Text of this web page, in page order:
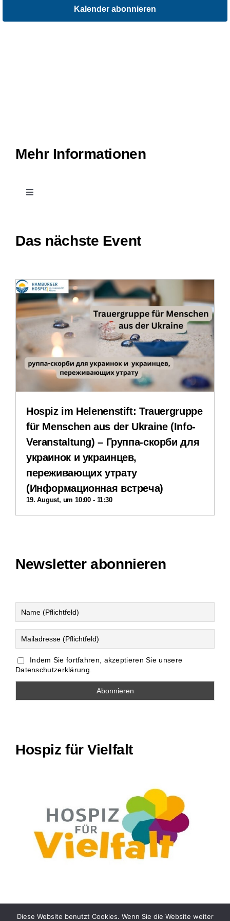
Kalender abonnieren
Mehr Informationen
Toggle
Stellenangebote
Veranstaltungen
Impressum
Datenschutzerklärung
Das nächste Event
Hospiz im Helenenstift: Trauergruppe
für Menschen aus der Ukraine (Info-
Veranstaltung) – Группа-скорби для
украинок и украинцев,
переживающих утрату
(Информационная встреча)
19. August, um 10:00 - 11:30
Newsletter abonnieren
Indem Sie fortfahren, akzeptieren Sie unsere
Datenschutzerklärung.
Hospiz für Vielfalt
Diese Website benutzt Cookies. Wenn Sie die Website weiter